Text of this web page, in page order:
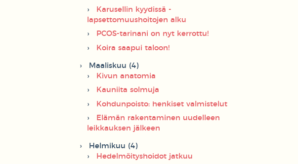
Karusellin kyydissä -
lapsettomuushoitojen alku
PCOS-tarinani on nyt kerrottu!
Koira saapui taloon!
Maaliskuu (4)
Kivun anatomia
Kauniita solmuja
Kohdunpoisto: henkiset valmistelut
Elämän rakentaminen uudelleen
leikkauksen jälkeen
Helmikuu (4)
Hedelmöityshoidot jatkuu